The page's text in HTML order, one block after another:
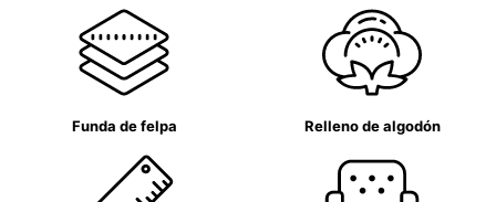
Funda de felpa Relleno de algodón